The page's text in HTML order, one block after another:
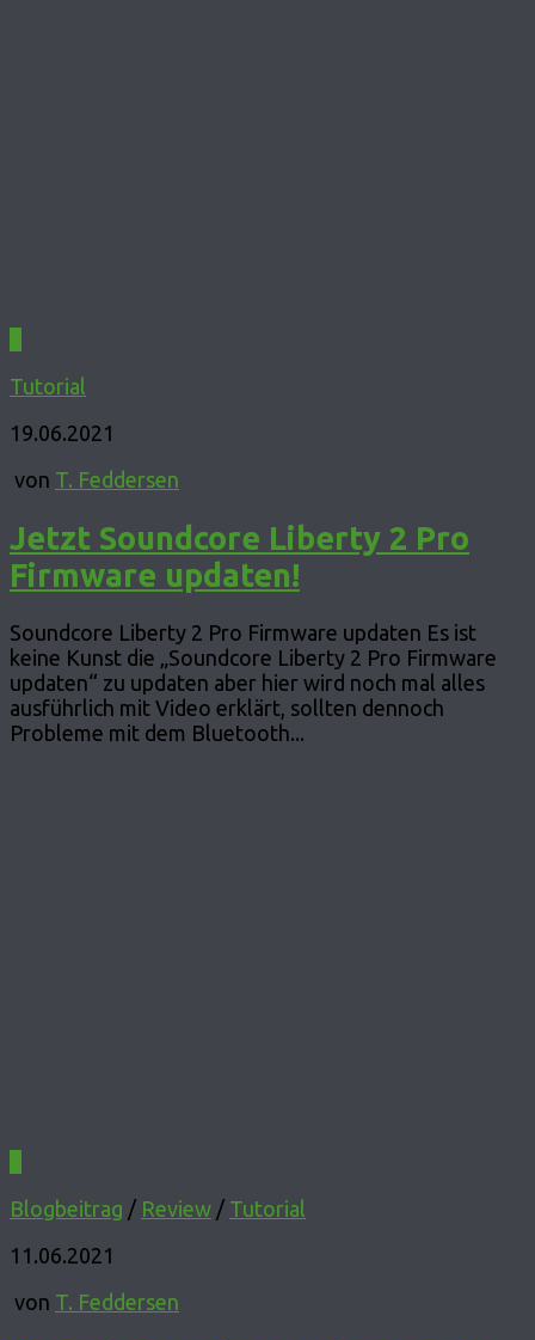
Tutorial
19.06.2021
von T. Feddersen
Jetzt Soundcore Liberty 2 Pro
Firmware updaten!
Soundcore Liberty 2 Pro Firmware updaten Es ist
keine Kunst die „Soundcore Liberty 2 Pro Firmware
updaten“ zu updaten aber hier wird noch mal alles
ausführlich mit Video erklärt, sollten dennoch
Probleme mit dem Bluetooth...
Blogbeitrag / Review / Tutorial
11.06.2021
von T. Feddersen